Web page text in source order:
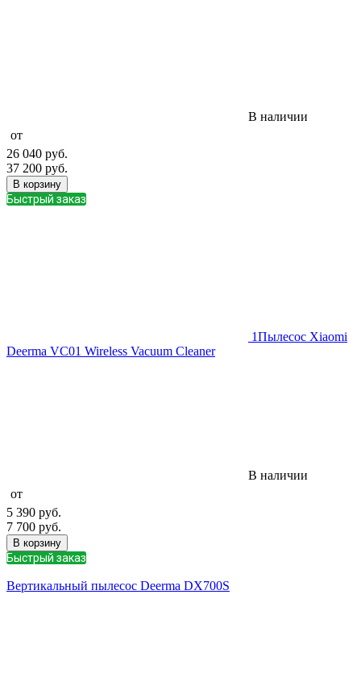
В наличии
от
26 040 руб.
37 200 руб.
В корзину
Быстрый заказ
1Пылесос Xiaomi
Deerma VC01 Wireless Vacuum Cleaner
В наличии
от
5 390 руб.
7 700 руб.
В корзину
Быстрый заказ
Вертикальный пылесос Deerma DX700S